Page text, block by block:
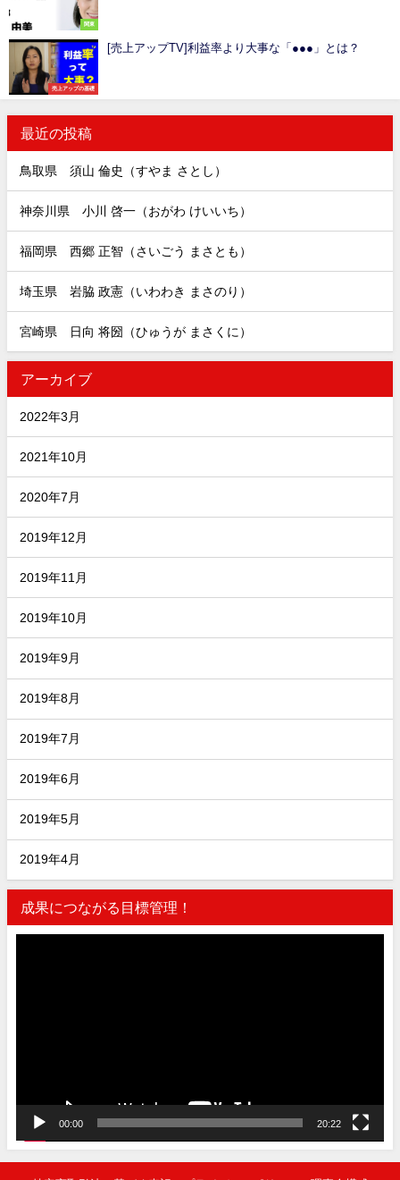
関東
売上アップの基礎
[売上アップTV]利益率より大事な「●●●」とは？
最近の投稿
鳥取県 須山 倫史（すやま さとし）
神奈川県 小川 啓一（おがわ けいいち）
福岡県 西郷 正智（さいごう まさとも）
埼玉県 岩脇 政憲（いわわき まさのり）
宮崎県 日向 将圀（ひゅうが まさくに）
アーカイブ
2022年3月
2021年10月
2020年7月
2019年12月
2019年11月
2019年10月
2019年9月
2019年8月
2019年7月
2019年6月
2019年5月
2019年4月
成果につながる目標管理！
00:00 20:22